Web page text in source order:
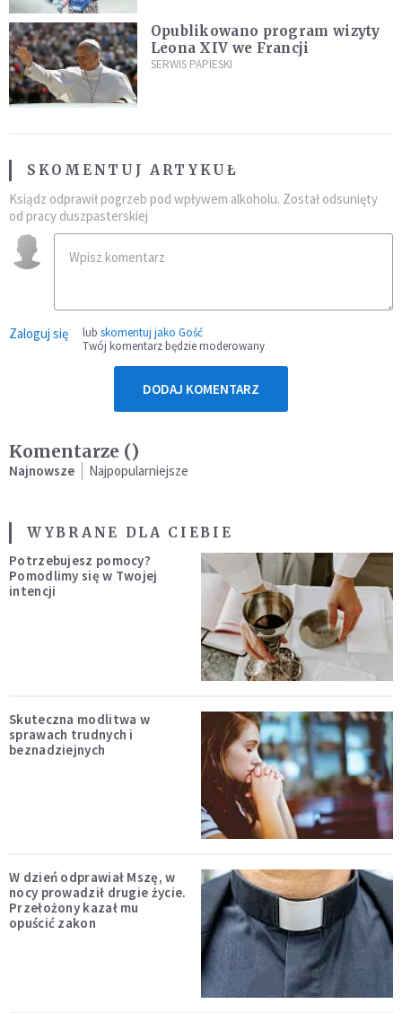
Opublikowano program wizyty
Leona XIV we Francji
SERWIS PAPIESKI
SKOMENTUJ ARTYKUŁ
Ksiądz odprawił pogrzeb pod wpływem alkoholu. Został odsunięty
od pracy duszpasterskiej
Zaloguj się lub skomentuj jako Gość
Twój komentarz będzie moderowany
DODAJ KOMENTARZ
Komentarze ()
Najnowsze Najpopularniejsze
WYBRANE DLA CIEBIE
Potrzebujesz pomocy?
Pomodlimy się w Twojej
intencji
Skuteczna modlitwa w
sprawach trudnych i
beznadziejnych
W dzień odprawiał Mszę, w
nocy prowadził drugie życie.
Przełożony kazał mu
opuścić zakon